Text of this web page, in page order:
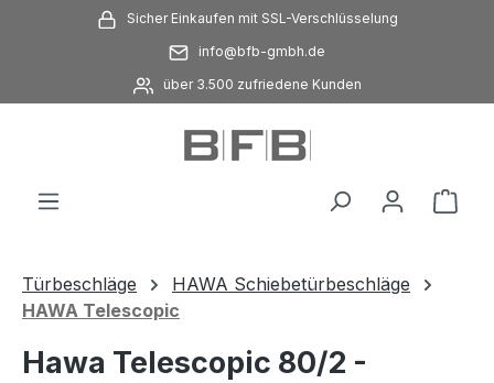
Zum Hauptinhalt springenSicher Einkaufen mit SSL-Verschlüsselung
info@bfb-gmbh.de
über 3.500 zufriedene Kunden
Türbeschläge
HAWA Schiebetürbeschläge
HAWA Telescopic
Hawa Telescopic 80/2 -